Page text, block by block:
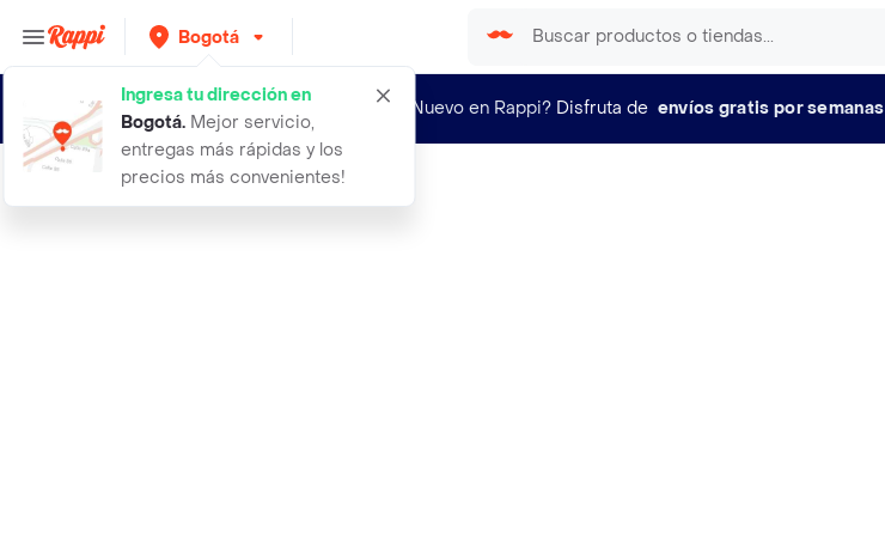
Bogotá
Ingresa tu dirección en
Bogotá. Mejor servicio,
entregas más rápidas y los
precios más convenientes!
¿Nuevo en Rappi? Disfruta de envíos gratis por semanas
1a recogedor de basura plastico con